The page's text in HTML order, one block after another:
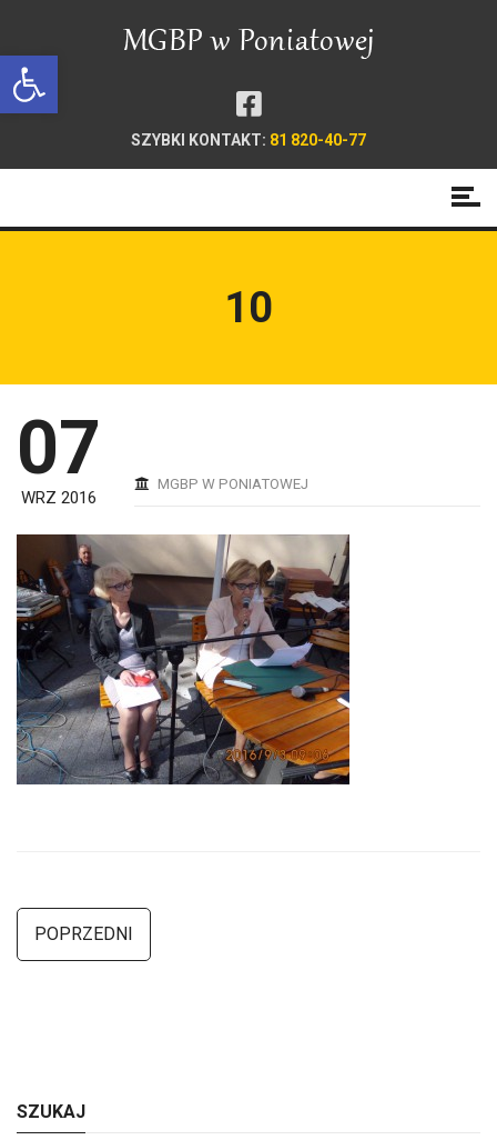
Open toolbar
SZYBKI KONTAKT: 81 820-40-77
10
07
WRZ 2016
MGBP W PONIATOWEJ
POPRZEDNI
SZUKAJ